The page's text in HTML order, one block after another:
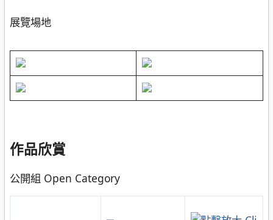
展覽場地
作品欣賞
公開組 Open Category